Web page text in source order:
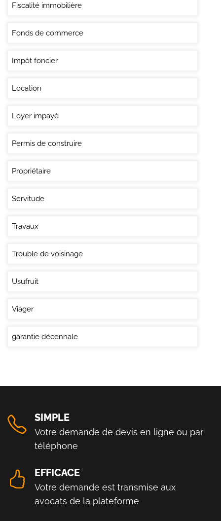
Fiscalité immobilière
Fonds de commerce
Impôt foncier
Location
Loyer impayé
Permis de construire
Propriétaire
Servitude
Travaux
Trouble de voisinage
Usufruit
Viager
garantie décennale
SIMPLE
Votre demande de devis en ligne ou par
téléphone
EFFICACE
Votre demande est transmise aux
avocats de la plateforme